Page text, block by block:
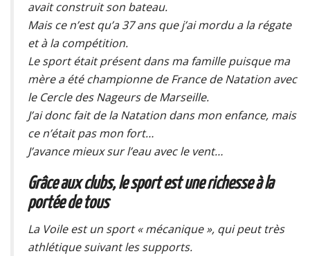
avait construit son bateau.
Mais ce n’est qu’a 37 ans que j’ai mordu a la régate
et à la compétition.
Le sport était présent dans ma famille puisque ma
mère a été championne de France de Natation avec
le Cercle des Nageurs de Marseille.
J’ai donc fait de la Natation dans mon enfance, mais
ce n’était pas mon fort…
J’avance mieux sur l’eau avec le vent…
Grâce aux clubs, le sport est une richesse à la
portée de tous
La Voile est un sport « mécanique », qui peut très
athlétique suivant les supports.